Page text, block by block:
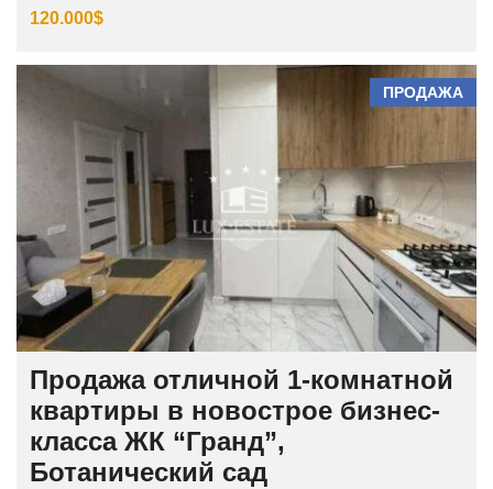
120.000$
ПРОДАЖА
Продажа отличной 1-комнатной
квартиры в новострое бизнес-
класса ЖК “Гранд”,
Ботанический сад